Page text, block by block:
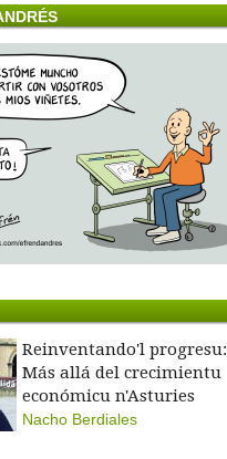
Reinventando'l progresu:
Más allá del crecimientu
económicu n'Asturies
Nacho Berdiales